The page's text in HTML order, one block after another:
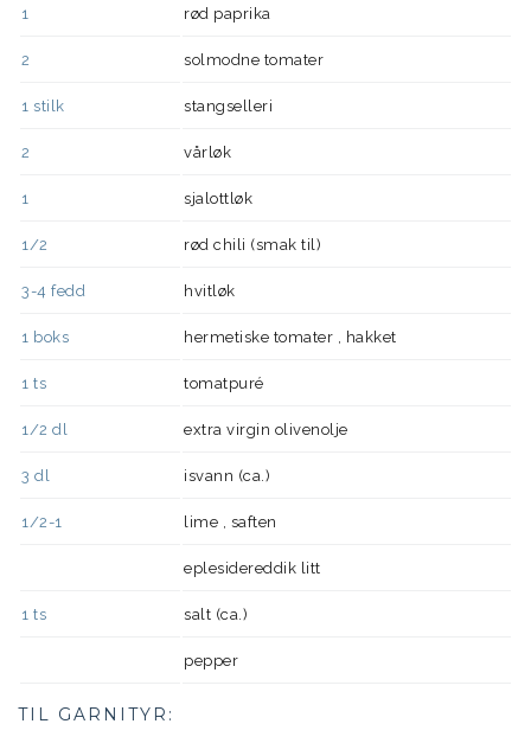
1 rød paprika
2 solmodne tomater
1 stilk stangselleri
2 vårløk
1 sjalottløk
1/2 rød chili (smak til)
3-4 fedd hvitløk
1 boks hermetiske tomater , hakket
1 ts tomatpuré
1/2 dl extra virgin olivenolje
3 dl isvann (ca.)
1/2-1 lime , saften
eplesidereddik litt
1 ts salt (ca.)
pepper
TIL GARNITYR: